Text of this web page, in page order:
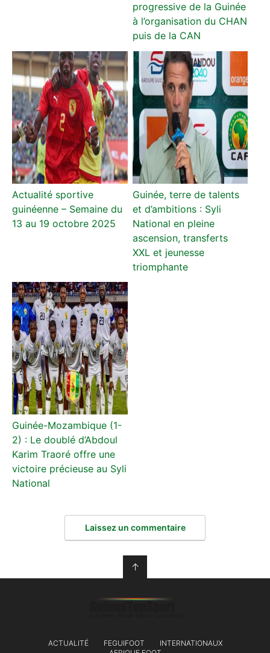
progressive de la Guinée
à l’organisation du CHAN
puis de la CAN
Actualité sportive
guinéenne – Semaine du
13 au 19 octobre 2025
Guinée, terre de talents
et d’ambitions : Syli
National en pleine
ascension, transferts
XXL et jeunesse
triomphante
Guinée-Mozambique (1-
2) : Le doublé d’Abdoul
Karim Traoré offre une
victoire précieuse au Syli
National
Laissez un commentaire
↑
ACTUALITÉ FEGUIFOOT
INTERNATIONAUX